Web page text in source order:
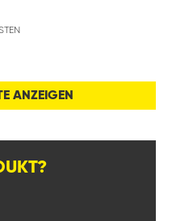
ANZEIGEN